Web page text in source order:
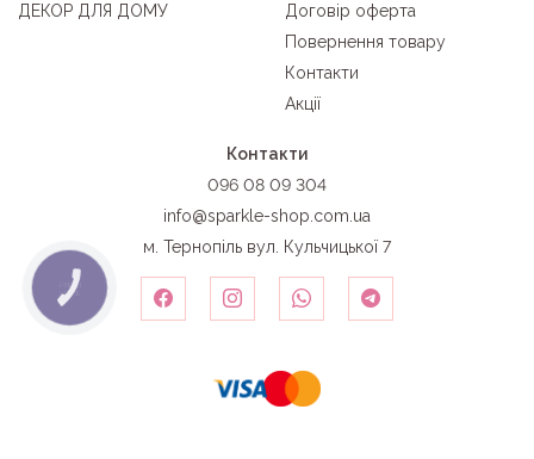
ДЕКОР ДЛЯ ДОМУ
Договір оферта
Повернення товару
Контакти
Акції
Контакти
096 08 09 304
info@sparkle-shop.com.ua
м. Тернопіль вул. Кульчицької 7
КНОПКА
ЗВ'ЯЗКУ